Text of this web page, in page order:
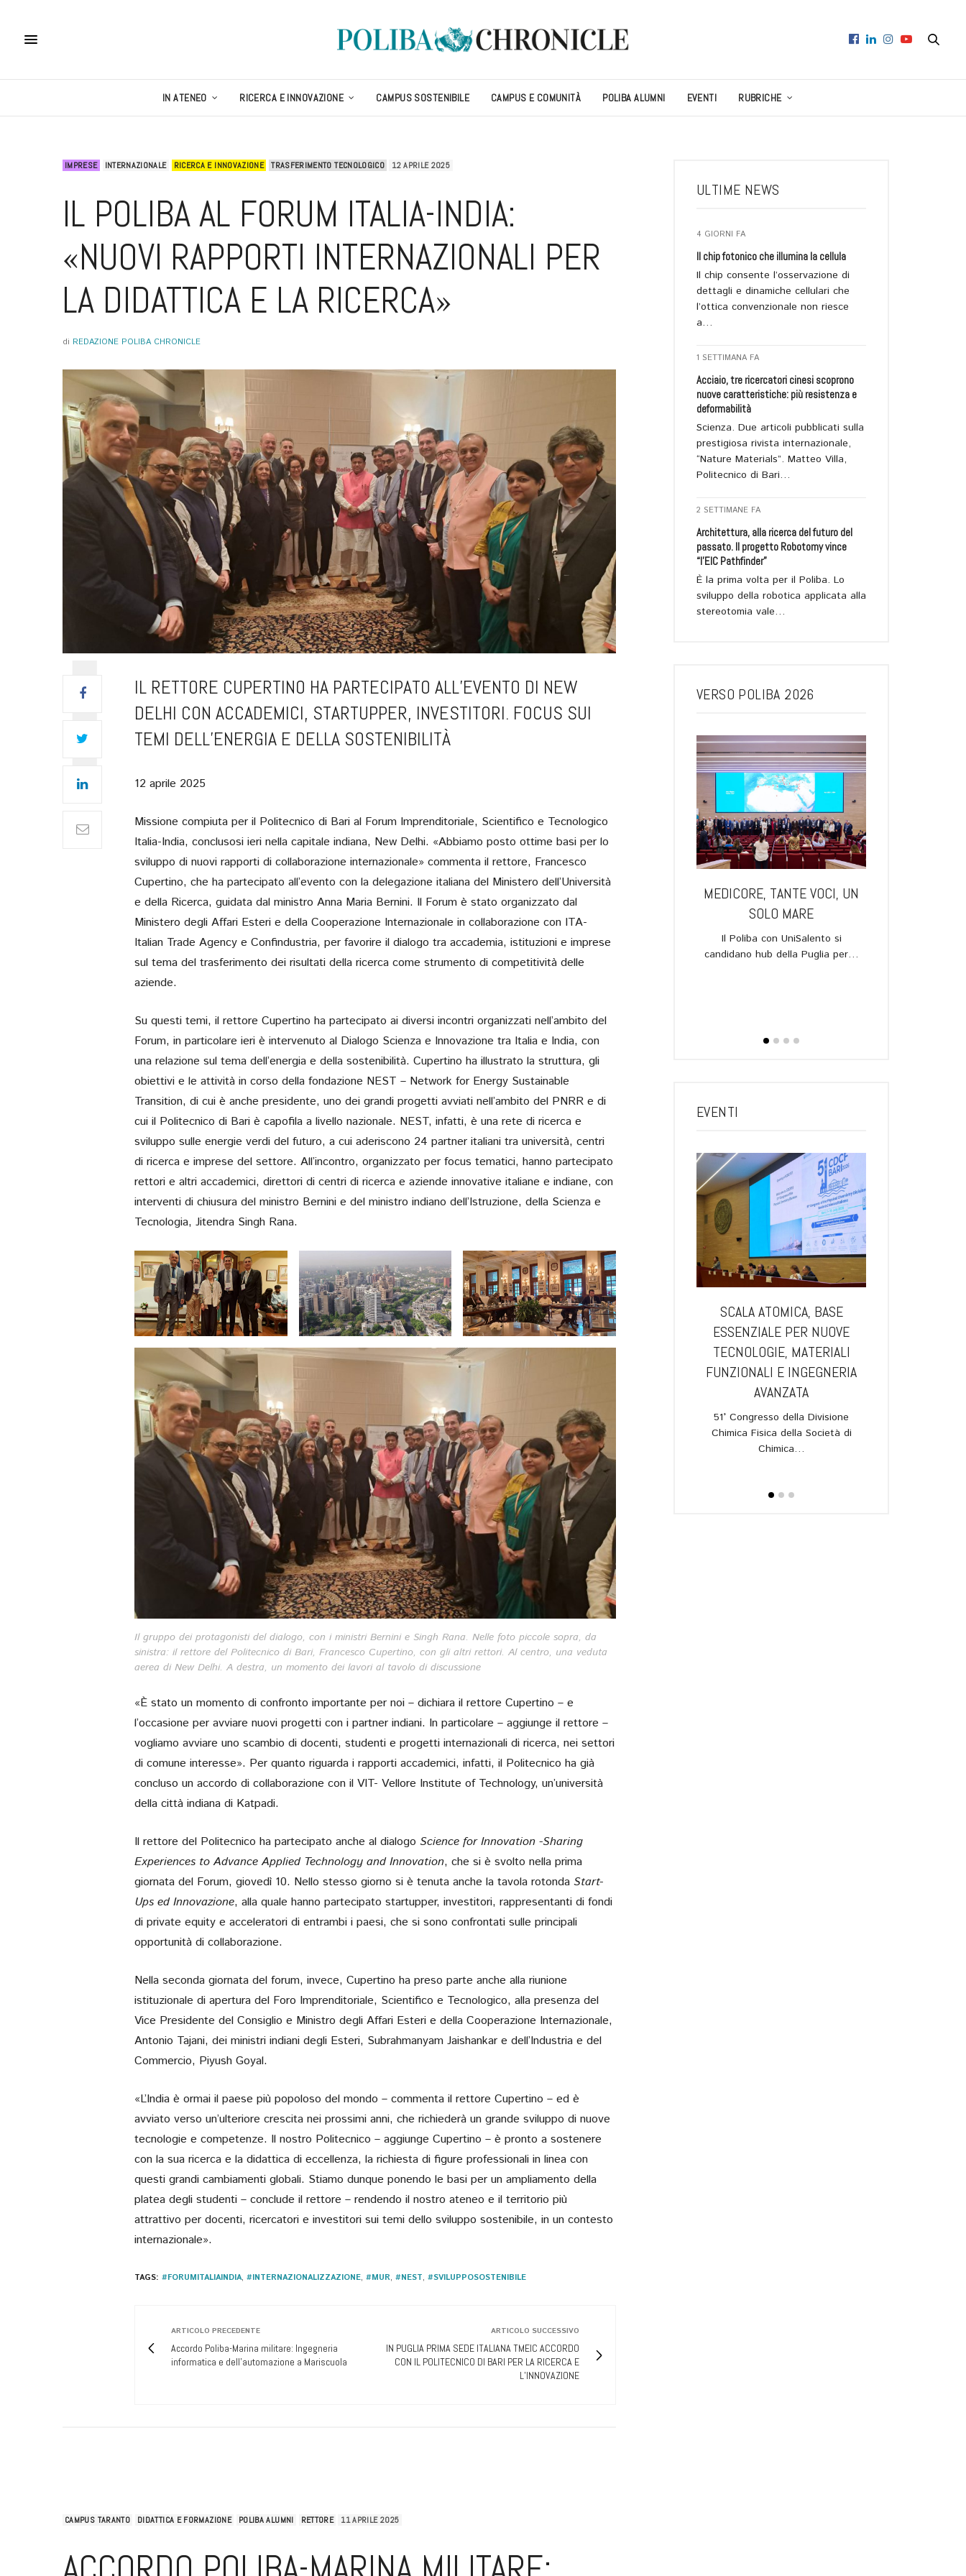
IN ATENEO RICERCA E INNOVAZIONE CAMPUS SOSTENIBILE CAMPUS E COMUNITÀ POLIBA ALUMNI EVENTI RUBRICHE
IMPRESE INTERNAZIONALE RICERCA E INNOVAZIONE TRASFERIMENTO TECNOLOGICO 12 APRILE 2025
IL POLIBA AL FORUM ITALIA-INDIA:
«NUOVI RAPPORTI INTERNAZIONALI PER
LA DIDATTICA E LA RICERCA»
di REDAZIONE POLIBA CHRONICLE
IL RETTORE CUPERTINO HA PARTECIPATO ALL’EVENTO DI NEW
DELHI CON ACCADEMICI, STARTUPPER, INVESTITORI. FOCUS SUI
TEMI DELL’ENERGIA E DELLA SOSTENIBILITÀ
12 aprile 2025
Missione compiuta per il Politecnico di Bari al Forum Imprenditoriale, Scientifico e Tecnologico
Italia-India, conclusosi ieri nella capitale indiana, New Delhi. «Abbiamo posto ottime basi per lo
sviluppo di nuovi rapporti di collaborazione internazionale» commenta il rettore, Francesco
Cupertino, che ha partecipato all’evento con la delegazione italiana del Ministero dell’Università
e della Ricerca, guidata dal ministro Anna Maria Bernini. Il Forum è stato organizzato dal
Ministero degli Affari Esteri e della Cooperazione Internazionale in collaborazione con ITA-
Italian Trade Agency e Confindustria, per favorire il dialogo tra accademia, istituzioni e imprese
sul tema del trasferimento dei risultati della ricerca come strumento di competitività delle
aziende.
Su questi temi, il rettore Cupertino ha partecipato ai diversi incontri organizzati nell’ambito del
Forum, in particolare ieri è intervenuto al Dialogo Scienza e Innovazione tra Italia e India, con
una relazione sul tema dell’energia e della sostenibilità. Cupertino ha illustrato la struttura, gli
obiettivi e le attività in corso della fondazione NEST – Network for Energy Sustainable
Transition, di cui è anche presidente, uno dei grandi progetti avviati nell’ambito del PNRR e di
cui il Politecnico di Bari è capofila a livello nazionale. NEST, infatti, è una rete di ricerca e
sviluppo sulle energie verdi del futuro, a cui aderiscono 24 partner italiani tra università, centri
di ricerca e imprese del settore. All’incontro, organizzato per focus tematici, hanno partecipato
rettori e altri accademici, direttori di centri di ricerca e aziende innovative italiane e indiane, con
interventi di chiusura del ministro Bernini e del ministro indiano dell’Istruzione, della Scienza e
Tecnologia, Jitendra Singh Rana.
Il gruppo dei protagonisti del dialogo, con i ministri Bernini e Singh Rana. Nelle foto piccole sopra, da
sinistra: il rettore del Politecnico di Bari, Francesco Cupertino, con gli altri rettori. Al centro, una veduta
aerea di New Delhi. A destra, un momento dei lavori al tavolo di discussione
«È stato un momento di confronto importante per noi – dichiara il rettore Cupertino – e
l’occasione per avviare nuovi progetti con i partner indiani. In particolare – aggiunge il rettore –
vogliamo avviare uno scambio di docenti, studenti e progetti internazionali di ricerca, nei settori
di comune interesse». Per quanto riguarda i rapporti accademici, infatti, il Politecnico ha già
concluso un accordo di collaborazione con il VIT- Vellore Institute of Technology, un’università
della città indiana di Katpadi.
Il rettore del Politecnico ha partecipato anche al dialogo Science for Innovation -Sharing
Experiences to Advance Applied Technology and Innovation, che si è svolto nella prima
giornata del Forum, giovedì 10. Nello stesso giorno si è tenuta anche la tavola rotonda Start-
Ups ed Innovazione, alla quale hanno partecipato startupper, investitori, rappresentanti di fondi
di private equity e acceleratori di entrambi i paesi, che si sono confrontati sulle principali
opportunità di collaborazione.
Nella seconda giornata del forum, invece, Cupertino ha preso parte anche alla riunione
istituzionale di apertura del Foro Imprenditoriale, Scientifico e Tecnologico, alla presenza del
Vice Presidente del Consiglio e Ministro degli Affari Esteri e della Cooperazione Internazionale,
Antonio Tajani, dei ministri indiani degli Esteri, Subrahmanyam Jaishankar e dell’Industria e del
Commercio, Piyush Goyal.
«L’India è ormai il paese più popoloso del mondo – commenta il rettore Cupertino – ed è
avviato verso un’ulteriore crescita nei prossimi anni, che richiederà un grande sviluppo di nuove
tecnologie e competenze. Il nostro Politecnico – aggiunge Cupertino – è pronto a sostenere
con la sua ricerca e la didattica di eccellenza, la richiesta di figure professionali in linea con
questi grandi cambiamenti globali. Stiamo dunque ponendo le basi per un ampliamento della
platea degli studenti – conclude il rettore – rendendo il nostro ateneo e il territorio più
attrattivo per docenti, ricercatori e investitori sui temi dello sviluppo sostenibile, in un contesto
internazionale».
TAGS: #FORUMITALIAINDIA, #INTERNAZIONALIZZAZIONE, #MUR, #NEST, #SVILUPPOSOSTENIBILE
ARTICOLO PRECEDENTE
Accordo Poliba-Marina militare: Ingegneria
informatica e dell'automazione a Mariscuola
ARTICOLO SUCCESSIVO
IN PUGLIA PRIMA SEDE ITALIANA TMEIC ACCORDO
CON IL POLITECNICO DI BARI PER LA RICERCA E
L’INNOVAZIONE
ULTIME NEWS
4 GIORNI FA
Il chip fotonico che illumina la cellula
Il chip consente l’osservazione di
dettagli e dinamiche cellulari che
l’ottica convenzionale non riesce
a…
1 SETTIMANA FA
Acciaio, tre ricercatori cinesi scoprono
nuove caratteristiche: più resistenza e
deformabilità
Scienza. Due articoli pubblicati sulla
prestigiosa rivista internazionale,
“Nature Materials”. Matteo Villa,
Politecnico di Bari…
2 SETTIMANE FA
Architettura, alla ricerca del futuro del
passato. Il progetto Robotomy vince
“l’EIC Pathfinder”
È la prima volta per il Poliba. Lo
sviluppo della robotica applicata alla
stereotomia vale…
VERSO POLIBA 2026
SULL’ASSE NAPOLI-BARI, UNA
STRATEGIA PER IL
MEZZOGIORNO DIALOGO TRA
IL SINDACO, MANFREDI E IL
novembre, diretta social Poliba 17…
MEDICORE, TANTE VOCI, UN
SOLO MARE
Il Poliba con UniSalento si
candidano hub della Puglia per…
EVENTI
PRIMO IN ITALIA.
PRESENTAZIONE DEL NUOVO
MICROSCOPIO INFRAROSSO
BIOMEDICALI
Workshop. E’ stato installato nel
laboratorio PolySense, Dipartimento
di Fisica…
SCALA ATOMICA, BASE
ESSENZIALE PER NUOVE
TECNOLOGIE, MATERIALI
FUNZIONALI E INGEGNERIA
AVANZATA
51° Congresso della Divisione
Chimica Fisica della Società di
Chimica…
CAMPUS TARANTO DIDATTICA E FORMAZIONE POLIBA ALUMNI RETTORE 11 APRILE 2025